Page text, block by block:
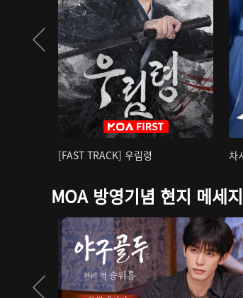
[FAST TRACK] 우림령 차
MOA 방영기념 현지 메세